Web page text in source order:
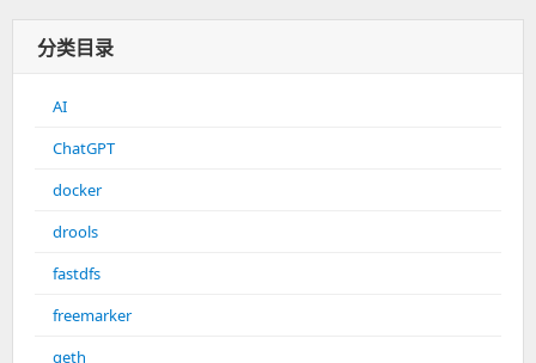
分类目录
AI
ChatGPT
docker
drools
fastdfs
freemarker
geth